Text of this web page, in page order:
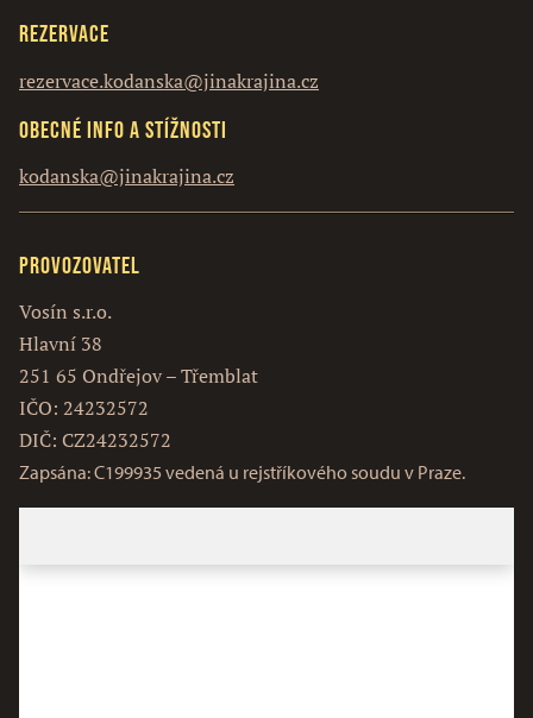
Rezervace
rezervace.kodanska@jinakrajina.cz
Obecné info a stížnosti
kodanska@jinakrajina.cz
Provozovatel
Vosín s.r.o.
Hlavní 38
251 65 Ondřejov – Třemblat
IČO: 24232572
DIČ: CZ24232572
Zapsána: C199935 vedená u rejstříkového soudu v Praze.